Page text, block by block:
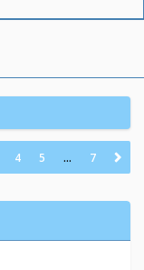
4 5 … 7